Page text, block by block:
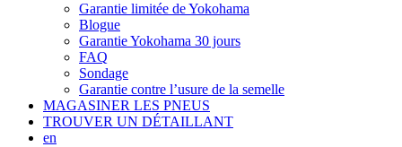
Garantie limitée de Yokohama
Blogue
Garantie Yokohama 30 jours
FAQ
Sondage
Garantie contre l’usure de la semelle
MAGASINER LES PNEUS
TROUVER UN DÉTAILLANT
en